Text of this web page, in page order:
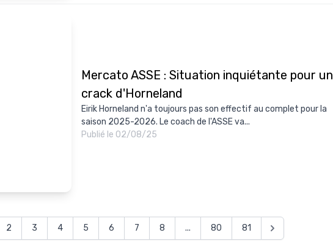
Mercato ASSE : Situation inquiétante pour un
crack d'Horneland
Eirik Horneland n'a toujours pas son effectif au complet pour la
saison 2025-2026. Le coach de l'ASSE va...
Publié le 02/08/25
2 3 4 5 6 7 8 ... 80 81